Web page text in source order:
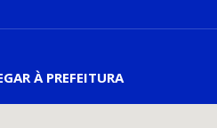
À PREFEITURA